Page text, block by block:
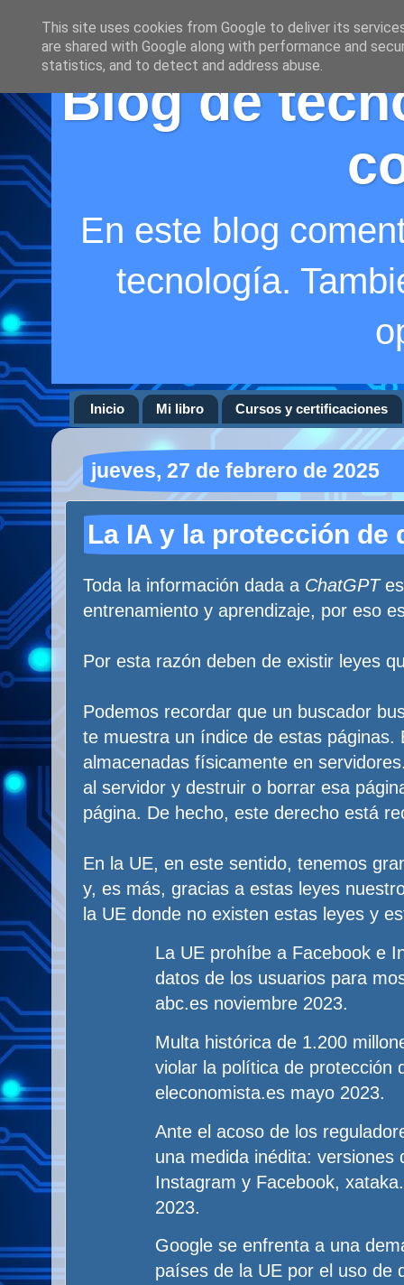
Blog de
En este blog
tecnología.
Inicio Mi libro Cursos y certificaciones
jueves, 27 de febrero de 2025
La IA y la protección de
Toda la información dada a ChatGPT
entrenamiento y aprendizaje, por eso
Por esta razón deben de existir leyes
Podemos recordar que un buscador
te muestra un índice de estas páginas.
almacenadas físicamente en
al servidor y destruir o borrar esa
página. De hecho, este derecho está
En la UE, en este sentido, tenemos
y, es más, gracias a estas leyes
la UE donde no existen estas leyes y
La UE prohíbe a Facebook e
datos de los usuarios para
abc.es noviembre 2023.
Multa histórica de 1.200
violar la política de protección
eleconomista.es mayo 2023.
Ante el acoso de los
una medida inédita: versiones
Instagram y Facebook,
2023.
Google se enfrenta a una
países de la UE por el uso de
This site uses cookies from Google to deliver its
are shared with Google along with performance and
statistics, and to detect and address abuse.